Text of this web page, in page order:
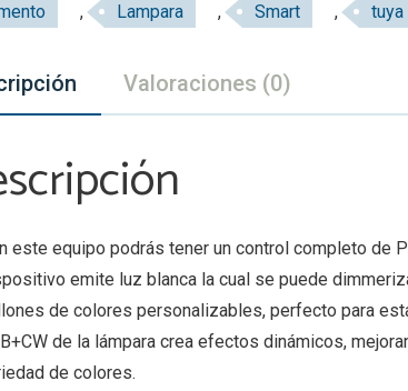
, Lampara , Smart ,
Valoraciones (0)
este equipo podrás tener un control completo de
emite luz blanca la cual se puede
de colores personalizables, perfecto para
de la lámpara crea efectos dinámicos,
de colores.